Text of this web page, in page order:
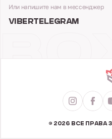
Или напишите нам в мессенджер
VIBERTELEGRAM
© 2026 ВСЕ ПРАВА